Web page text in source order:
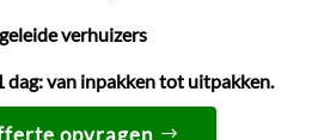
verhuizers
van inpakken tot uitpakken.
opvragen